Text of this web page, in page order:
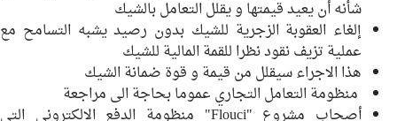
شأنه أن يعيد قيمتها و يقلل التعامل بالشيك
إلغاء العقوبة الزجرية للشيك بدون رصيد يشبه التسامح مع
عملية تزيف نقود نظرا للقمة المالية للشيك
هذا الاجراء سيقلل من قيمة و قوة ضمانة الشيك
منظومة التعامل التجاري عموما بحاجة الى مراجعة
أصحاب مشروع "Flouci" منظومة الدفع الالكتروني التي